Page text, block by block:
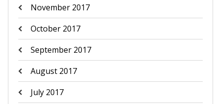
November 2017
October 2017
September 2017
August 2017
July 2017